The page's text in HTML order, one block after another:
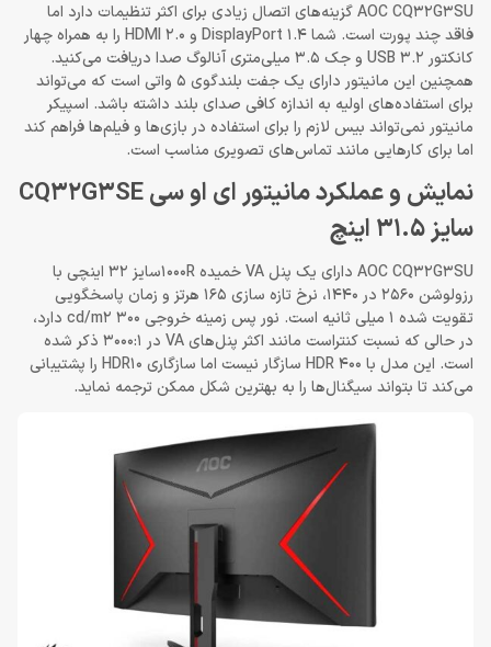
AOC CQ32G3SU گزینه‌های اتصال زیادی برای اکثر تنظیمات دارد اما
فاقد چند پورت است. شما DisplayPort 1.4 و HDMI 2.0 را به همراه چهار
کانکتور USB 3.2 و جک 3.5 میلی‌متری آنالوگ صدا دریافت می‌کنید.
همچنین این مانیتور دارای یک جفت بلندگوی 5 واتی است که می‌تواند
برای استفاده‌های اولیه به اندازه کافی صدای بلند داشته باشد. اسپیکر
مانیتور نمی‌تواند بیس لازم را برای استفاده در بازی‌ها و فیلم‌ها فراهم کند
اما برای کارهایی مانند تماس‌های تصویری مناسب است.
نمایش و عملکرد مانیتور ای او سی CQ32G3SE
سایز 31.5 اینچ
AOC CQ32G3SU دارای یک پنل VA خمیده 1000Rسایز 32 اینچی با
رزولوشن 2560 در 1440، نرخ تازه سازی 165 هرتز و زمان پاسخگویی
تقویت شده 1 میلی ثانیه است. نور پس زمینه خروجی 300 cd/m2 دارد،
در حالی که نسبت کنتراست مانند اکثر پنل‌های VA در 3000:1 ذکر شده
است. این مدل با HDR 400 سازگار نیست اما سازگاری HDR10 را پشتیبانی
می‌کند تا بتواند سیگنال‌ها را به بهترین شکل ممکن ترجمه نماید.